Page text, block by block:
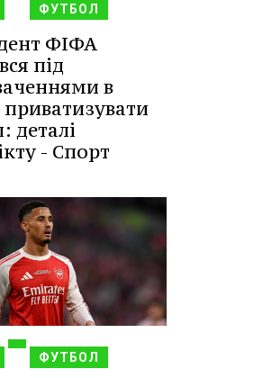
ФУТБОЛ
ФІФА
під
в
приватизувати
деталі
- Спорт
ФУТБОЛ